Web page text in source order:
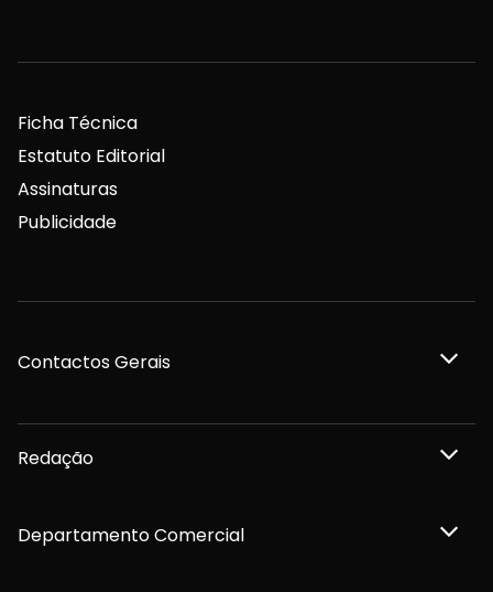
Ficha Técnica
Estatuto Editorial
Assinaturas
Publicidade
Contactos Gerais
Redação
Departamento Comercial